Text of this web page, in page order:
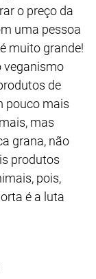
o preço da
uma pessoa
muito grande!
veganismo
de
pouco mais
mas
grana, não
produtos
pois,
é a luta